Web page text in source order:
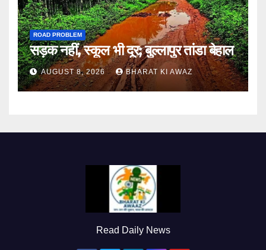
ROAD PROBLEM
सड़क नहीं, स्कूल भी दूर; बुल्लापुर तांडा बेहाल
AUGUST 8, 2026 BHARAT KI AWAZ
Read Daily News